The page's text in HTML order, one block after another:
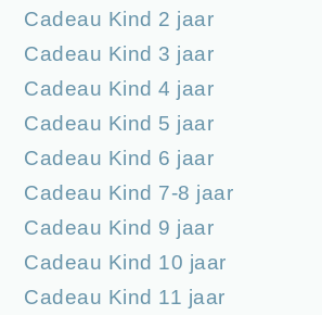
Cadeau Kind 2 jaar
Cadeau Kind 3 jaar
Cadeau Kind 4 jaar
Cadeau Kind 5 jaar
Cadeau Kind 6 jaar
Cadeau Kind 7-8 jaar
Cadeau Kind 9 jaar
Cadeau Kind 10 jaar
Cadeau Kind 11 jaar